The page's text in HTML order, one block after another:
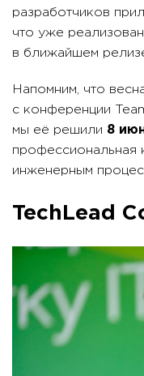
разработчиков
что уже
в ближайшем
Напомним, что
с конференции
мы её решили 8
профессиональная
инженерным
TechLead